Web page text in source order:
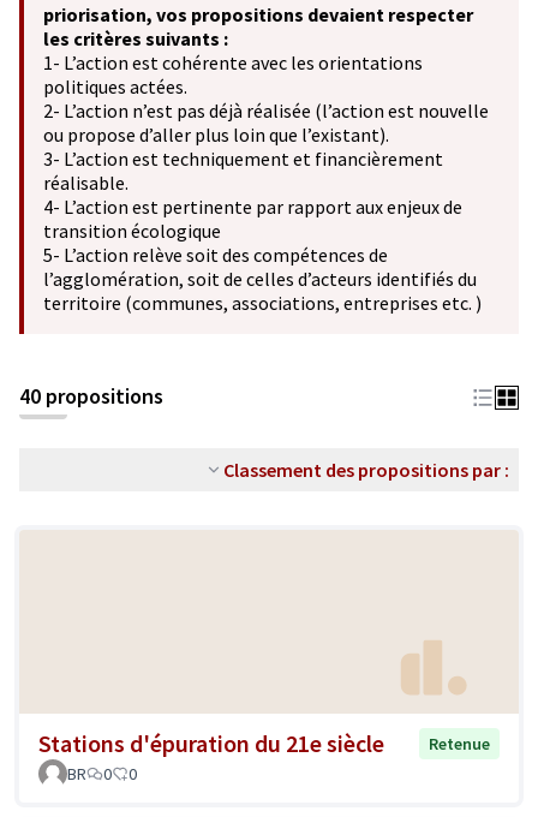
priorisation, vos propositions devaient respecter
les critères suivants :
1- L’action est cohérente avec les orientations
politiques actées.
2- L’action n’est pas déjà réalisée (l’action est nouvelle
ou propose d’aller plus loin que l’existant).
3- L’action est techniquement et financièrement
réalisable.
4- L’action est pertinente par rapport aux enjeux de
transition écologique
5- L’action relève soit des compétences de
l’agglomération, soit de celles d’acteurs identifiés du
territoire (communes, associations, entreprises etc. )
40 propositions
Classement des propositions par :
Stations d'épuration du 21e siècle
Retenue
BR
0 0